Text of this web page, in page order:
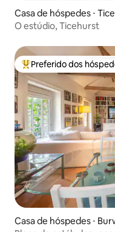
Casa de hóspedes ⋅
O estúdio, Ticehurst
Entre os melhores
Preferido dos
Casa de hóspedes ⋅